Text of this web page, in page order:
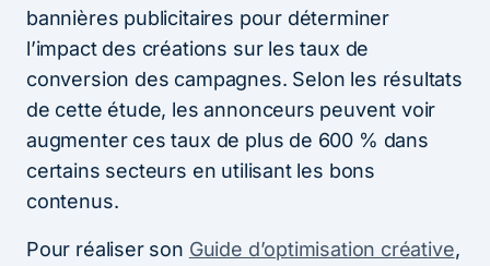
bannières publicitaires pour déterminer
l’impact des créations sur les taux de
conversion des campagnes. Selon les résultats
de cette étude, les annonceurs peuvent voir
augmenter ces taux de plus de 600 % dans
certains secteurs en utilisant les bons
contenus.
Pour réaliser son Guide d’optimisation créative,